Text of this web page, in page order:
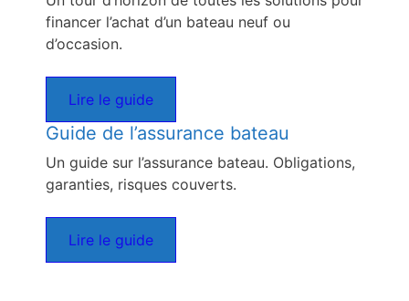
financer l’achat d’un bateau neuf ou
d’occasion.
Lire le guide
Guide de l’assurance bateau
Un guide sur l’assurance bateau. Obligations,
garanties, risques couverts.
Lire le guide